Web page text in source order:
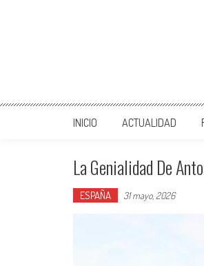
INICIO ACTUALIDAD
La Genialidad De
ESPAÑA 31 mayo, 2026